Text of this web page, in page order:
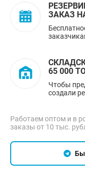
ЗАКАЗ
65 000
Чтобы
создали
Работаем оптом и в
заказы от 10 тыс.